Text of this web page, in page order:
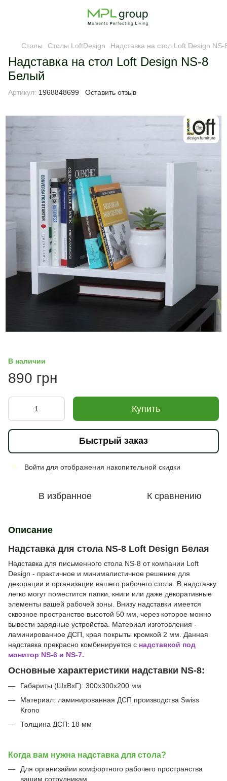
Столы Столы LoftDesign Надставка на стол Loft Design
Надставка на стол Loft Design NS-8
Белый
Артикул: 1968848699 Оставить отзыв
В наличии
890 грн
Купить
Быстрый заказ
% Войти для отображения накопительной скидки
В избранное К сравнению
Описание
Надставка для стола NS-8 Loft Design Белая
Надставка для письменного стола NS-8 от компании Loft
Design - практичное и минималистичное решение для
декорации и организации вашего рабочего стола. В надставку
легко могут поместится папки, книги или даже декоративные
элементы вашей рабочей зоны. Внизу надставки имеется
сквозное пространство высотой 50 мм, через которое можно
вывести зарядные устройства. Материал изготовления -
ламинированное ДСП, края покрыты кромкой 2 мм. Данная
надставка прекрасно комбинируется с надставкой под
монитор NS-6 и NS-7.
Основные характеристики надставки NS-8:
Габариты (ШхВхГ): 300х300х200 мм
Материал: ламинированная ДСП производства Swiss
Krono
Толщина ДСП: 18 мм
Когда вам нужна надставка для стола?
Для организайии комфортного рабочего пространства
вашим сотрудникам